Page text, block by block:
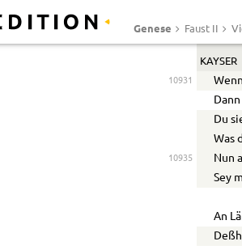
Genese Faust II
KAYSER
10931
Du
Was
10935
Nun
Sey
An